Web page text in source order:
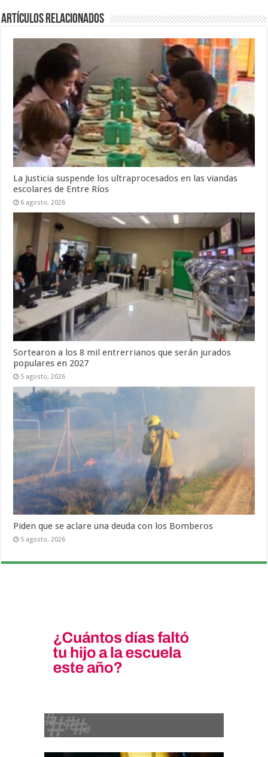
Artículos Relacionados
La Justicia suspende los ultraprocesados en las viandas
escolares de Entre Ríos
6 agosto, 2026
Sortearon a los 8 mil entrerrianos que serán jurados
populares en 2027
5 agosto, 2026
Piden que se aclare una deuda con los Bomberos
5 agosto, 2026